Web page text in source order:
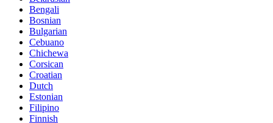
Bengali
Bosnian
Bulgarian
Cebuano
Chichewa
Corsican
Croatian
Dutch
Estonian
Filipino
Finnish